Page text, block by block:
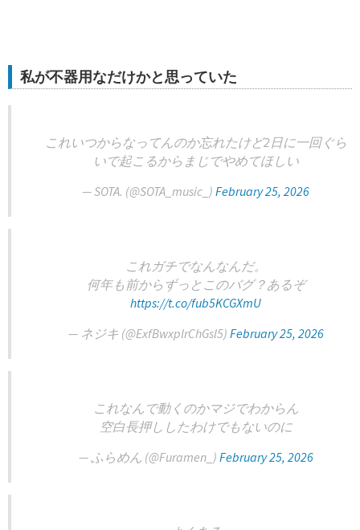
私が不器用なだけかと思っていた
これいつからなってんのか忘れたけど2日に一回ぐら
いで起こるからまじでやめてほしい
— SOTA. (@SOTA_music_) February 25, 2026
これガチでなんなんだ。
何年も前からずっとこのバグ？あるぞ
https://t.co/fub5KCGXmU
— ネジキ (@ExfBwxplrChGsl5) February 25, 2026
これなんで動くのかマジでわからん
空白長押ししたわけでもないのに
— ふらめん (@Furamen_) February 25, 2026